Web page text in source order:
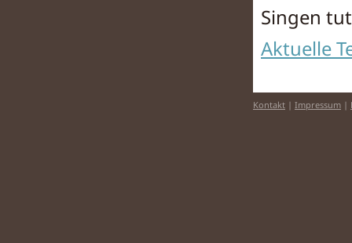
Singen
Aktuelle
Kontakt | Impressum |